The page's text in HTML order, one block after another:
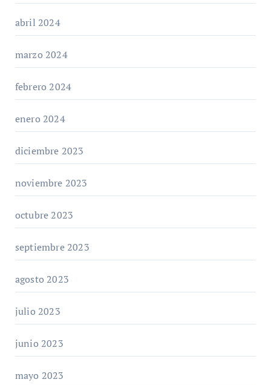
abril 2024
marzo 2024
febrero 2024
enero 2024
diciembre 2023
noviembre 2023
octubre 2023
septiembre 2023
agosto 2023
julio 2023
junio 2023
mayo 2023